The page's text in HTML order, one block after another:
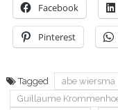
Facebook
Pinterest
Tagged abe wiersma
Guillaume